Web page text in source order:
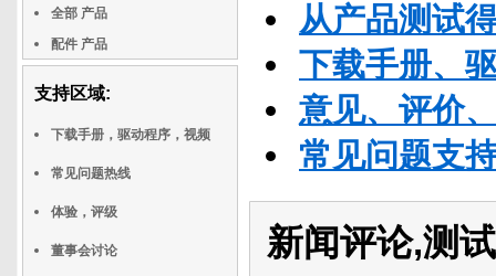
全部 产品
配件 产品
支持区域:
下载手册，驱动程序，视频
常见问题热线
体验，评级
董事会讨论
从产品测试
下载手册、
意见、评价
常见问题支
新闻评论,测